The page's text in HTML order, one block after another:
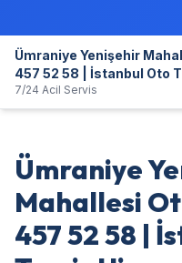
Ümraniye Yenişehir
457 52 58 | İstanbul Oto
7/24 Acil Servis
Ümraniye
Mahallesi
457 52 58 |